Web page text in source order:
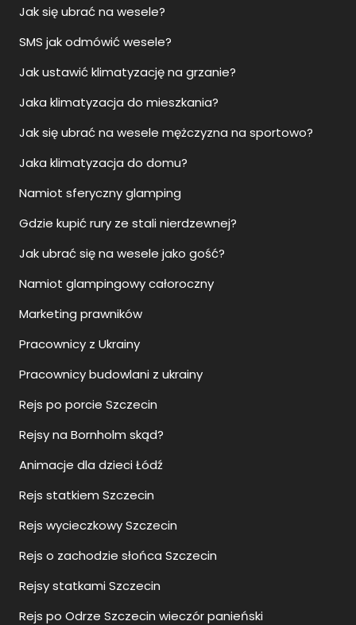
Jak się ubrać na wesele?
SMS jak odmówić wesele?
Jak ustawić klimatyzację na grzanie?
Jaka klimatyzacja do mieszkania?
Jak się ubrać na wesele mężczyzna na sportowo?
Jaka klimatyzacja do domu?
Namiot sferyczny glamping
Gdzie kupić rury ze stali nierdzewnej?
Jak ubrać się na wesele jako gość?
Namiot glampingowy całoroczny
Marketing prawników
Pracownicy z Ukrainy
Pracownicy budowlani z ukrainy
Rejs po porcie Szczecin
Rejsy na Bornholm skąd?
Animacje dla dzieci Łódź
Rejs statkiem Szczecin
Rejs wycieczkowy Szczecin
Rejs o zachodzie słońca Szczecin
Rejsy statkami Szczecin
Rejs po Odrze Szczecin wieczór panieński